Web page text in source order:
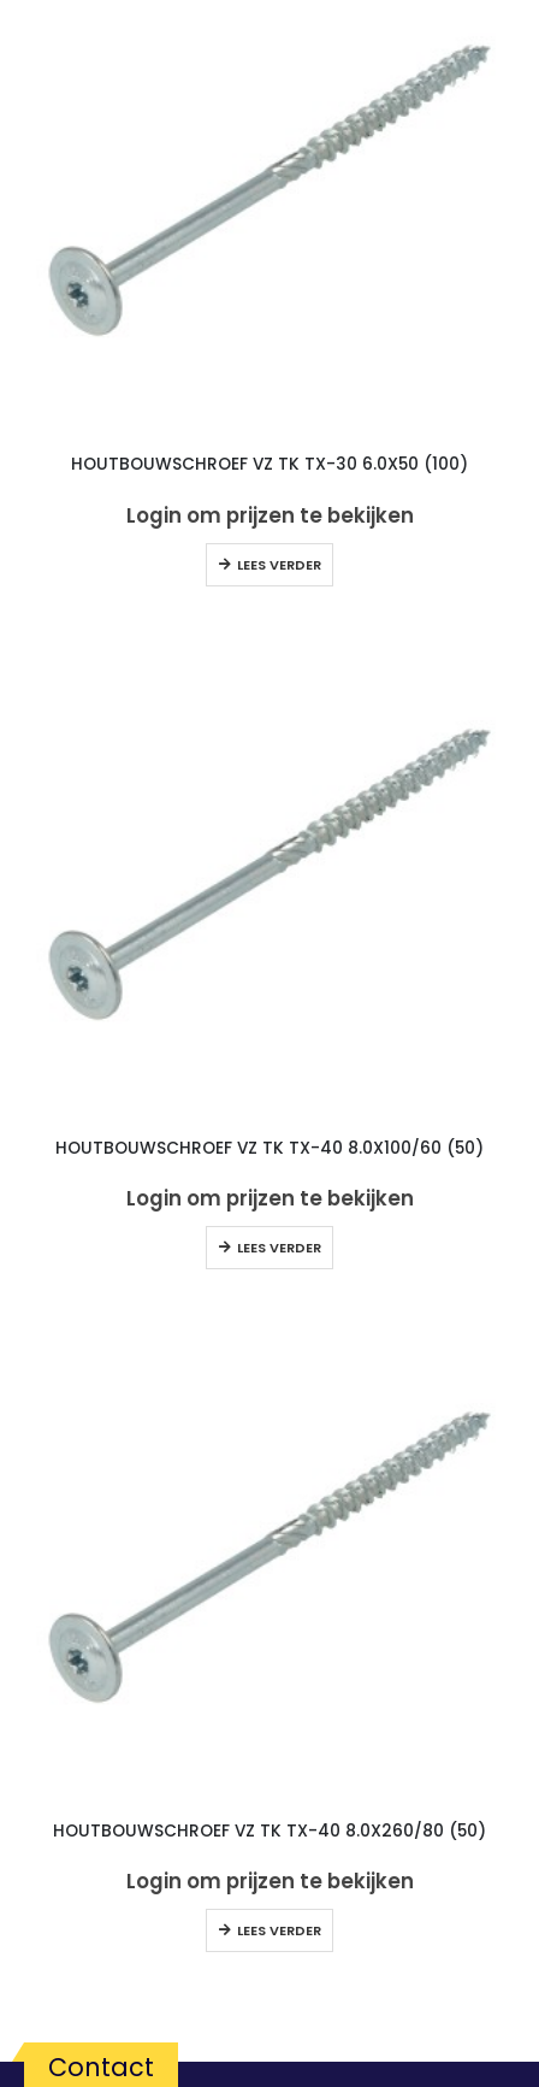
HOUTBOUWSCHROEF VZ TK TX-30 6.0X50 (100)
Login om prijzen te bekijken
LEES VERDER
HOUTBOUWSCHROEF VZ TK TX-40 8.0X100/60 (50)
Login om prijzen te bekijken
LEES VERDER
HOUTBOUWSCHROEF VZ TK TX-40 8.0X260/80 (50)
Login om prijzen te bekijken
LEES VERDER
Contact